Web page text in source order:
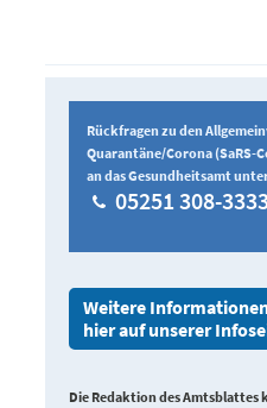
Rückfragen zu den
Quarantäne/Corona (SaRS-
an das Gesundheitsamt
05251 308-
Weitere
hier auf unserer
Die Redaktion des